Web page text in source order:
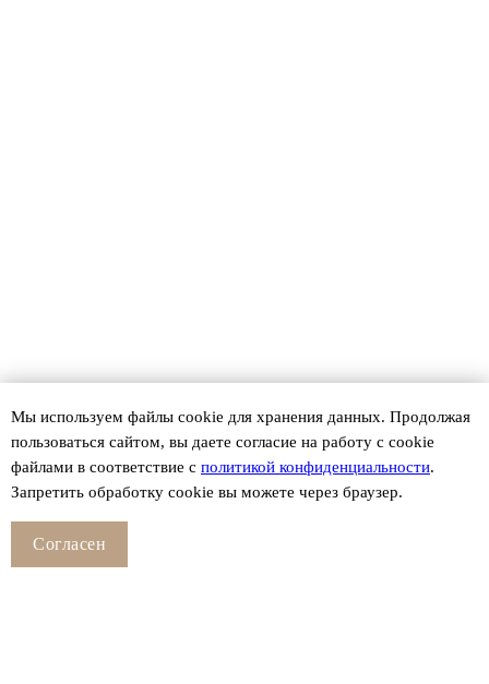
Мы используем файлы сookie для хранения данных. Продолжая
пользоваться сайтом, вы даете согласие на работу с cookie
файлами в соответствие с политикой конфиденциальности.
Запретить обработку cookie вы можете через браузер.
Согласен